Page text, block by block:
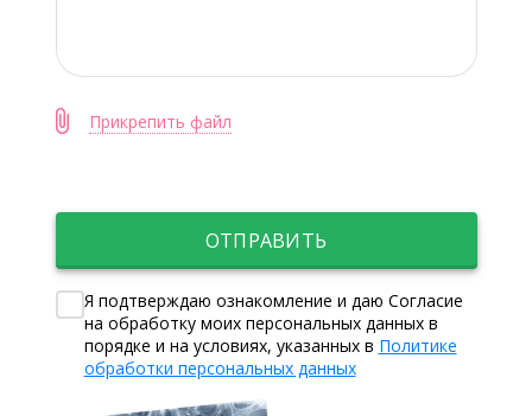
Прикрепить файл
ОТПРАВИТЬ
Я подтверждаю ознакомление и даю Согласие
на обработку моих персональных данных в
порядке и на условиях, указанных в Политике
обработки персональных данных